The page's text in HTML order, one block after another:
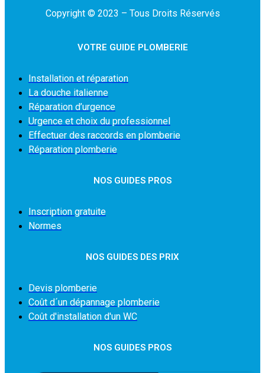
Copyright © 2023 – Tous Droits Réservés
VOTRE GUIDE PLOMBERIE
Installation et réparation
La douche italienne
Réparation d’urgence
Urgence et choix du professionnel
Effectuer des raccords en plomberie
Réparation plomberie
NOS GUIDES PROS
Inscription gratuite
Normes
NOS GUIDES DES PRIX
Devis plomberie
Coût d´un dépannage plomberie
Coût d'installation d'un WC
NOS GUIDES PROS